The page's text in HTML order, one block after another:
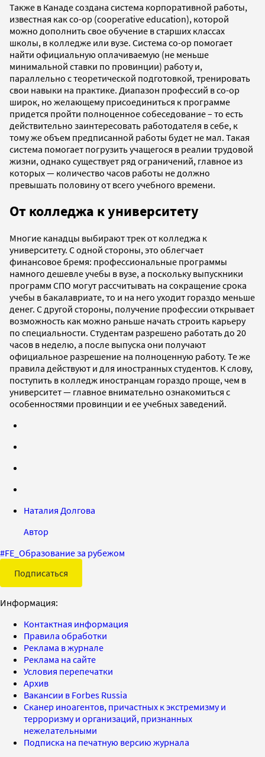
Также в Канаде создана система корпоративной работы,
известная как co-op (cooperative education), которой
можно дополнить свое обучение в старших классах
школы, в колледже или вузе. Система co-op помогает
найти официальную оплачиваемую (не меньше
минимальной ставки по провинции) работу и,
параллельно с теоретической подготовкой, тренировать
свои навыки на практике. Диапазон профессий в co-op
широк, но желающему присоединиться к программе
придется пройти полноценное собеседование – то есть
действительно заинтересовать работодателя в себе, к
тому же объем предписанной работы будет не мал. Такая
система помогает погрузить учащегося в реалии трудовой
жизни, однако существует ряд ограничений, главное из
которых — количество часов работы не должно
превышать половину от всего учебного времени.
От колледжа к университету
Многие канадцы выбирают трек от колледжа к
университету. С одной стороны, это облегчает
финансовое бремя: профессиональные программы
намного дешевле учебы в вузе, а поскольку выпускники
программ СПО могут рассчитывать на сокращение срока
учебы в бакалавриате, то и на него уходит гораздо меньше
денег. С другой стороны, получение профессии открывает
возможность как можно раньше начать строить карьеру
по специальности. Студентам разрешено работать до 20
часов в неделю, а после выпуска они получают
официальное разрешение на полноценную работу. Те же
правила действуют и для иностранных студентов. К слову,
поступить в колледж иностранцам гораздо проще, чем в
университет — главное внимательно ознакомиться с
особенностями провинции и ее учебных заведений.
Наталия Долгова
Автор
#FE_Образование за рубежом
Подписаться
Информация:
Контактная информация
Правила обработки
Реклама в журнале
Реклама на сайте
Условия перепечатки
Архив
Вакансии в Forbes Russia
Сканер иноагентов, причастных к экстремизму и
терроризму и организаций, признанных
нежелательными
Подписка на печатную версию журнала